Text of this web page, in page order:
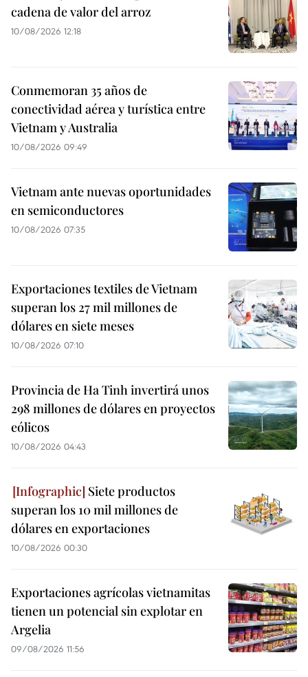
cadena de valor del arroz
10/08/2026 12:18
Conmemoran 35 años de
conectividad aérea y turística entre
Vietnam y Australia
10/08/2026 09:49
Vietnam ante nuevas oportunidades
en semiconductores
10/08/2026 07:35
Exportaciones textiles de Vietnam
superan los 27 mil millones de
dólares en siete meses
10/08/2026 07:10
Provincia de Ha Tinh invertirá unos
298 millones de dólares en proyectos
eólicos
10/08/2026 04:43
Siete productos
superan los 10 mil millones de
dólares en exportaciones
10/08/2026 00:30
Exportaciones agrícolas vietnamitas
tienen un potencial sin explotar en
Argelia
09/08/2026 11:56